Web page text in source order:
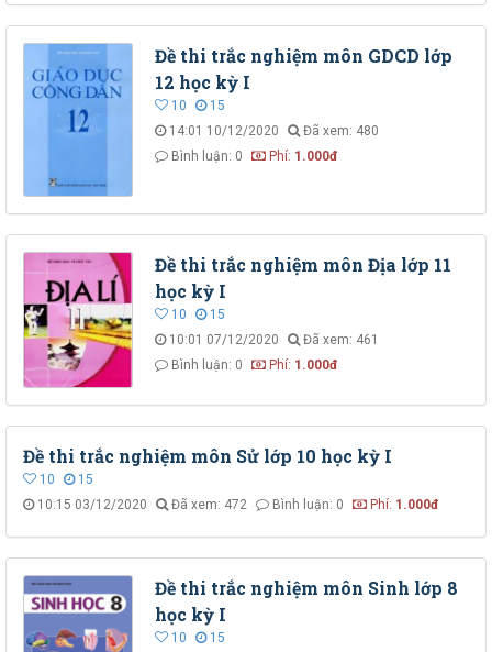
Đề thi trắc nghiệm môn GDCD lớp
12 học kỳ I
10
15
14:01 10/12/2020
Đã xem: 480
Bình luận: 0
Phí: 1.000đ
Đề thi trắc nghiệm môn Địa lớp 11
học kỳ I
10
15
10:01 07/12/2020
Đã xem: 461
Bình luận: 0
Phí: 1.000đ
Đề thi trắc nghiệm môn Sử lớp 10 học kỳ I
10
15
10:15 03/12/2020
Đã xem: 472 Bình luận: 0 Phí: 1.000đ
Đề thi trắc nghiệm môn Sinh lớp 8
học kỳ I
10
15